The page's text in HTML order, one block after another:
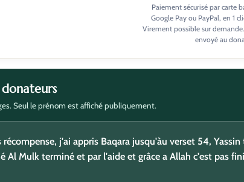
Paiement sécurisé par carte
Google Pay ou PayPal, en 1
Virement possible sur
envoyé au
donateurs
Seul le prénom est affiché publiquement.
récompense, j'ai appris Baqara jusqu'àu verset 54, Yassin
Al Mulk terminé et par l'aide et grâce a Allah c'est pas fini
khayran pour votre travail. qu'Allah accepte cette